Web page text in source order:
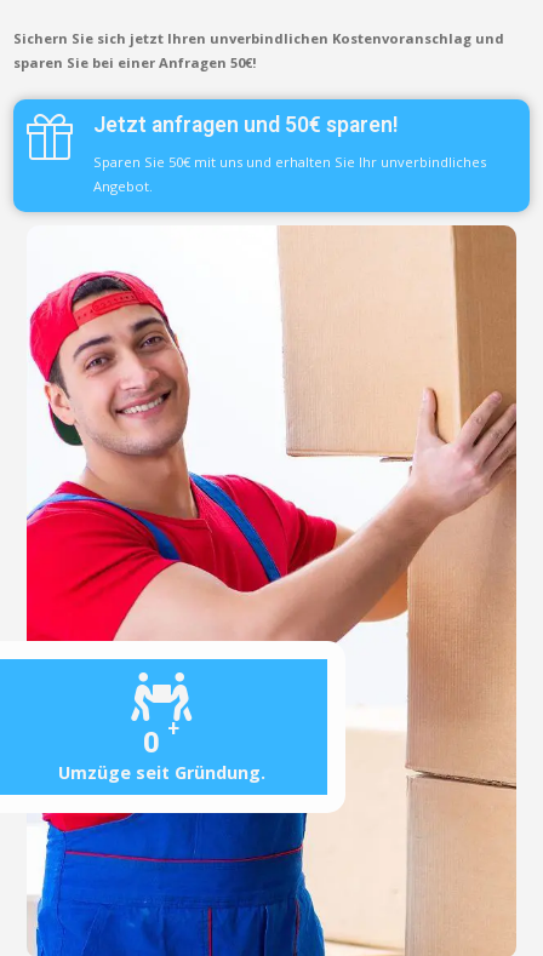
0 +
Umzüge seit Gründung.
Sichern Sie sich jetzt Ihren unverbindlichen Kostenvoranschlag und
sparen Sie bei einer Anfragen 50€!
Jetzt anfragen und 50€ sparen!
Sparen Sie 50€ mit uns und erhalten Sie Ihr unverbindliches
Angebot.